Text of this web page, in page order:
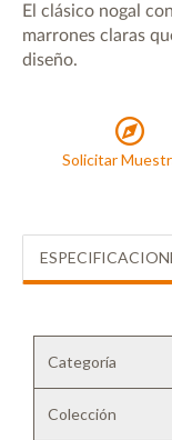
El clásico nogal
marrones claras
diseño.
Solicitar
Categoría
Colección